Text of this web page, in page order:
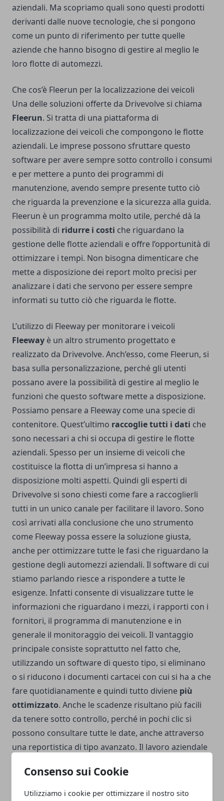
Consenso sui Cookie
Utilizziamo i cookie per ottimizzare il nostro sito
aziendali. Ma scopriamo quali sono questi prodotti
derivanti dalle nuove tecnologie, che si pongono
come un punto di riferimento per tutte quelle
aziende che hanno bisogno di gestire al meglio le
loro flotte di automezzi.
Che cos’è Fleerun per la localizzazione dei veicoli
Una delle soluzioni offerte da Drivevolve si chiama
Fleerun. Si tratta di una piattaforma di
localizzazione dei veicoli che compongono le flotte
aziendali. Le imprese possono sfruttare questo
software per avere sempre sotto controllo i consumi
e per mettere a punto dei programmi di
manutenzione, avendo sempre presente tutto ciò
che riguarda la prevenzione e la sicurezza alla guida.
Fleerun è un programma molto utile, perché dà la
possibilità di ridurre i costi che riguardano la
gestione delle flotte aziendali e offre l’opportunità di
ottimizzare i tempi. Non bisogna dimenticare che
mette a disposizione dei report molto precisi per
analizzare i dati che servono per essere sempre
informati su tutto ciò che riguarda le flotte.
L’utilizzo di Fleeway per monitorare i veicoli
Fleeway è un altro strumento progettato e
realizzato da Drivevolve. Anch’esso, come Fleerun, si
basa sulla personalizzazione, perché gli utenti
possano avere la possibilità di gestire al meglio le
funzioni che questo software mette a disposizione.
Possiamo pensare a Fleeway come una specie di
contenitore. Quest’ultimo raccoglie tutti i dati che
sono necessari a chi si occupa di gestire le flotte
aziendali. Spesso per un insieme di veicoli che
costituisce la flotta di un’impresa si hanno a
disposizione molti aspetti. Quindi gli esperti di
Drivevolve si sono chiesti come fare a raccoglierli
tutti in un unico canale per facilitare il lavoro. Sono
così arrivati alla conclusione che uno strumento
come Fleeway possa essere la soluzione giusta,
anche per ottimizzare tutte le fasi che riguardano la
gestione degli automezzi aziendali. Il software di cui
stiamo parlando riesce a rispondere a tutte le
esigenze. Infatti consente di visualizzare tutte le
informazioni che riguardano i mezzi, i rapporti con i
fornitori, il programma di manutenzione e in
generale il monitoraggio dei veicoli. Il vantaggio
principale consiste soprattutto nel fatto che,
utilizzando un software di questo tipo, si eliminano
o si riducono i documenti cartacei con cui si ha a che
fare quotidianamente e quindi tutto diviene più
ottimizzato. Anche le scadenze risultano più facili
da tenere sotto controllo, perché in pochi clic si
possono consultare tutte le date, anche attraverso
una reportistica di tipo avanzato. Il lavoro aziendale